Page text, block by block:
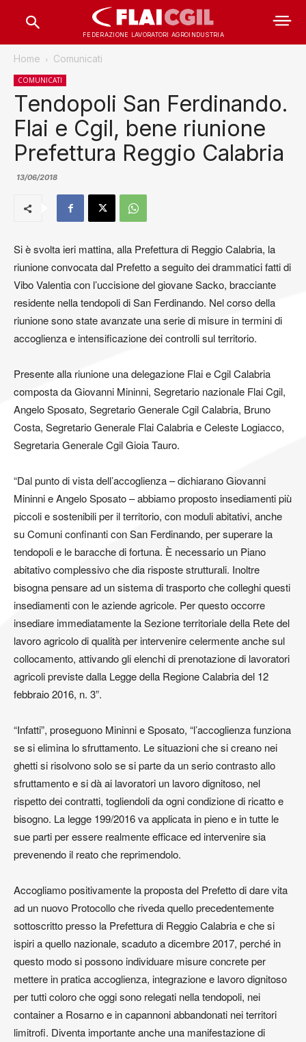
FEDERAZIONE LAVORATORI AGROINDUSTRIA
Home Comunicati
COMUNICATI
Tendopoli San Ferdinando.
Flai e Cgil, bene riunione
Prefettura Reggio Calabria
13/06/2018
Si è svolta ieri mattina, alla Prefettura di Reggio Calabria, la
riunione convocata dal Prefetto a seguito dei drammatici fatti di
Vibo Valentia con l’uccisione del giovane Sacko, bracciante
residente nella tendopoli di San Ferdinando. Nel corso della
riunione sono state avanzate una serie di misure in termini di
accoglienza e intensificazione dei controlli sul territorio.
Presente alla riunione una delegazione Flai e Cgil Calabria
composta da Giovanni Mininni, Segretario nazionale Flai Cgil,
Angelo Sposato, Segretario Generale Cgil Calabria, Bruno
Costa, Segretario Generale Flai Calabria e Celeste Logiacco,
Segretaria Generale Cgil Gioia Tauro.
“Dal punto di vista dell’accoglienza – dichiarano Giovanni
Mininni e Angelo Sposato – abbiamo proposto insediamenti più
piccoli e sostenibili per il territorio, con moduli abitativi, anche
su Comuni confinanti con San Ferdinando, per superare la
tendopoli e le baracche di fortuna. È necessario un Piano
abitativo complessivo che dia risposte strutturali. Inoltre
bisogna pensare ad un sistema di trasporto che colleghi questi
insediamenti con le aziende agricole. Per questo occorre
insediare immediatamente la Sezione territoriale della Rete del
lavoro agricolo di qualità per intervenire celermente anche sul
collocamento, attivando gli elenchi di prenotazione di lavoratori
agricoli previste dalla Legge della Regione Calabria del 12
febbraio 2016, n. 3”.
“Infatti”, proseguono Mininni e Sposato, “l’accoglienza funziona
se si elimina lo sfruttamento. Le situazioni che si creano nei
ghetti si risolvono solo se si parte da un serio contrasto allo
sfruttamento e si dà ai lavoratori un lavoro dignitoso, nel
rispetto dei contratti, togliendoli da ogni condizione di ricatto e
bisogno. La legge 199/2016 va applicata in pieno e in tutte le
sue parti per essere realmente efficace ed intervenire sia
prevenendo il reato che reprimendolo.
Accogliamo positivamente la proposta del Prefetto di dare vita
ad un nuovo Protocollo che riveda quello precedentemente
sottoscritto presso la Prefettura di Reggio Calabria e che si
ispiri a quello nazionale, scaduto a dicembre 2017, perché in
questo modo si possono individuare misure concrete per
mettere in pratica accoglienza, integrazione e lavoro dignitoso
per tutti coloro che oggi sono relegati nella tendopoli, nei
container a Rosarno e in capannoni abbandonati nei territori
limitrofi. Diventa importante anche una manifestazione di